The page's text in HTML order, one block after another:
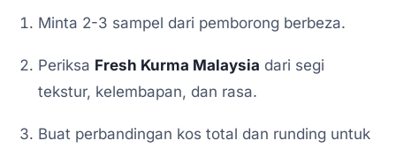
Minta 2-3 sampel dari pemborong berbeza.
Periksa Fresh Kurma Malaysia dari segi
tekstur, kelembapan, dan rasa.
Buat perbandingan kos total dan runding untuk